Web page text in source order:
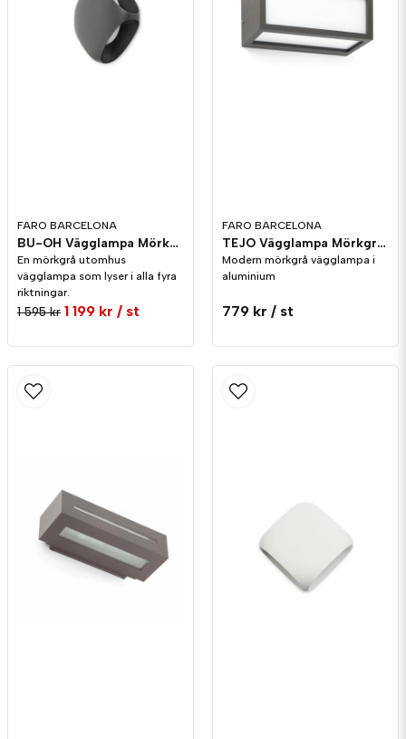
Butiken svarade
Hej!
Ljuset i denna har en färgtemperatur på 3000K.
FARO BARCELONA
BU-OH Vägglampa Mörkgrå IP65
En mörkgrå utomhus
vägglampa som lyser i alla fyra
riktningar.
1 595 kr 1 199 kr / st
FARO BARCELONA
TEJO Vägglampa Mörkgrå IP54
Modern mörkgrå vägglampa i
aluminium
779 kr / st